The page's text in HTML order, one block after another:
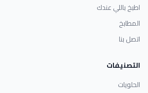
اطبخ باللي عندك
المطابخ
اتصل بنا
التصنيفات
الحلويات